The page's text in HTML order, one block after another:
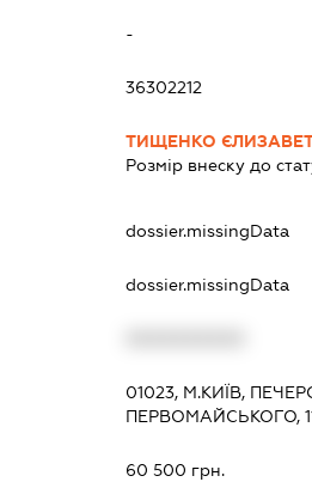
-
36302212
ТИЩЕНКО
Розмір внеску до
dossier.missingData
dossier.missingData
01023, М.КИЇВ,
ПЕРВОМАЙСЬКОГО,
60 500 грн.